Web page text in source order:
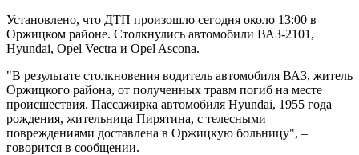
Установлено, что ДТП произошло сегодня около 13:00 в
Оржицком районе. Столкнулись автомобили ВАЗ-2101,
Hyundai, Opel Vectra и Opel Ascona.
"В результате столкновения водитель автомобиля ВАЗ, житель
Оржицкого района, от полученных травм погиб на месте
происшествия. Пассажирка автомобиля Hyundai, 1955 года
рождения, жительница Пирятина, с телесными
повреждениями доставлена ​​в Оржицкую больницу", –
говорится в сообщении.